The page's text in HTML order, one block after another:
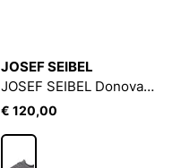
JOSEF SEIBEL
JOSEF SEIBEL Donovan 01 | Sneaker für Herren | Grau
€ 120,00